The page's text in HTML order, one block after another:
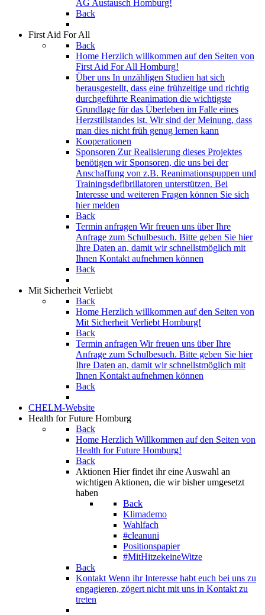
AG Austausch Homburg!
Back
First Aid For All
Back
Home Herzlich willkommen auf den Seiten von
First Aid For All Homburg!
Über uns In unzähligen Studien hat sich
herausgestellt, dass eine frühzeitige und richtig
durchgeführte Reanimation die wichtigste
Grundlage für das Überleben im Falle eines
Herzstillstandes ist. Wir sind der Meinung, dass
man dies nicht früh genug lernen kann
Kooperationen
Sponsoren Zur Realisierung dieses Projektes
benötigen wir Sponsoren, die uns bei der
Anschaffung von z.B. Reanimationspuppen und
Trainingsdefibrillatoren unterstützen. Bei
Interesse und weiteren Fragen können Sie sich
hier melden
Back
Termin anfragen Wir freuen uns über Ihre
Anfrage zum Schulbesuch. Bitte geben Sie hier
Ihre Daten an, damit wir schnellstmöglich mit
Ihnen Kontakt aufnehmen können
Back
Mit Sicherheit Verliebt
Back
Home Herzlich willkommen auf den Seiten von
Mit Sicherheit Verliebt Homburg!
Back
Termin anfragen Wir freuen uns über Ihre
Anfrage zum Schulbesuch. Bitte geben Sie hier
Ihre Daten an, damit wir schnellstmöglich mit
Ihnen Kontakt aufnehmen können
Back
CHELM-Website
Health for Future Homburg
Back
Home Herzlich Willkommen auf den Seiten von
Health for Future Homburg!
Back
Aktionen Hier findet ihr eine Auswahl an
wichtigen Aktionen, die wir bisher umgesetzt
haben
Back
Klimademo
Wahlfach
#cleanuni
Positionspapier
#MitHitzekeineWitze
Back
Kontakt Wenn ihr Interesse habt euch bei uns zu
engagieren, zögert nicht mit uns in Kontakt zu
treten